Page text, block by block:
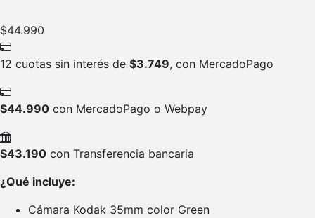
$44.990
12 cuotas sin interés de $3.749, con MercadoPago
$44.990 con MercadoPago o Webpay
$43.190 con Transferencia bancaria
¿Qué incluye:
Cámara Kodak 35mm color Green